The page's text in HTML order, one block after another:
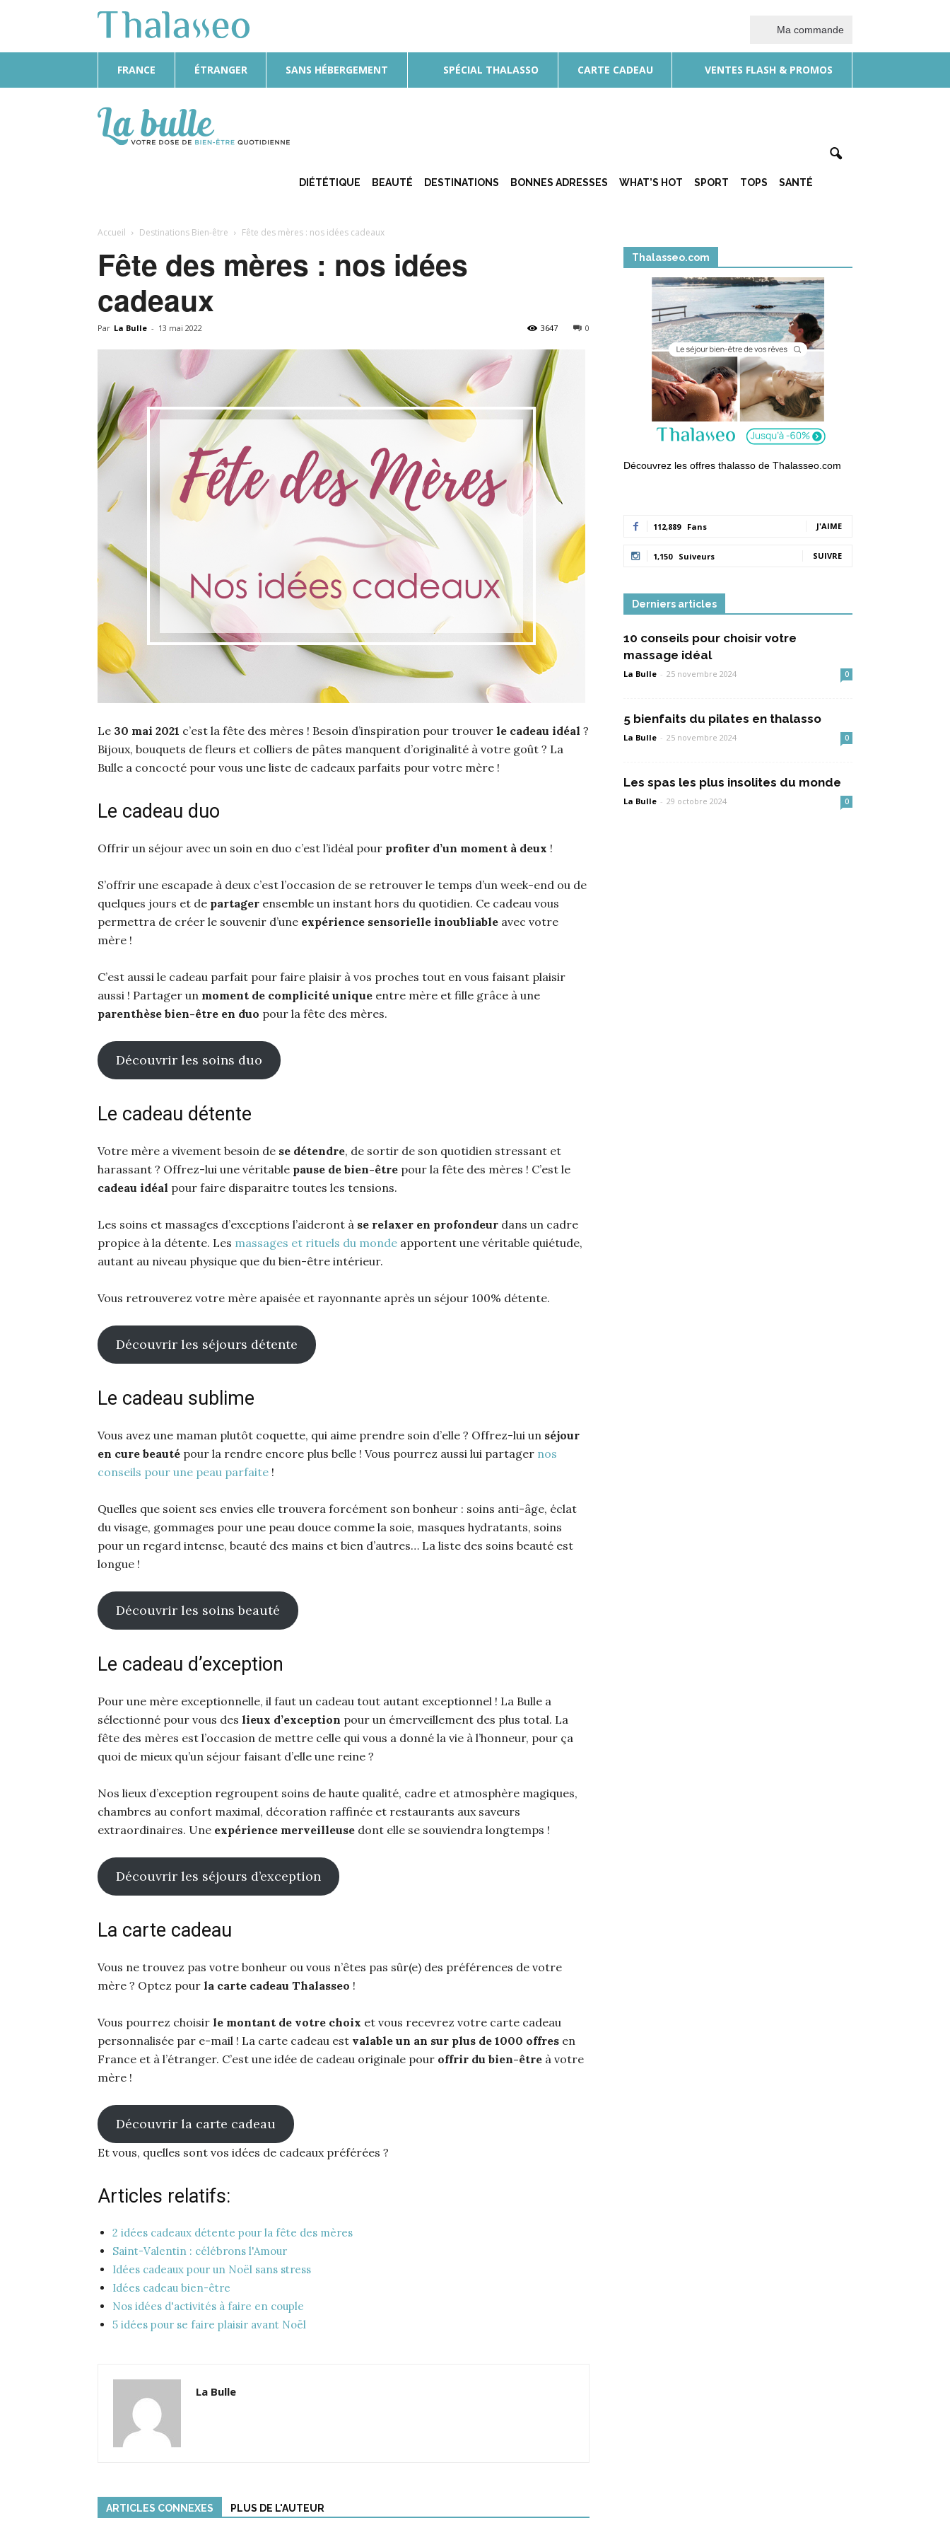
Ma commande
FRANCE ÉTRANGER SANS HÉBERGEMENT SPÉCIAL THALASSO CARTE CADEAU VENTES FLASH & PROMOS
Bulle
DIÉTÉTIQUE BEAUTÉ DESTINATIONS BONNES ADRESSES WHAT’S HOT SPORT TOPS SANTÉ
Accueil Destinations Bien-être Fête des mères : nos idées cadeaux
Fête des mères : nos idées
cadeaux
Par La Bulle - 13 mai 2022 0
3647
Le 30 mai 2021 c’est la fête des mères ! Besoin d’inspiration pour trouver le cadeau idéal ?
Bijoux, bouquets de fleurs et colliers de pâtes manquent d’originalité à votre goût ? La
Bulle a concocté pour vous une liste de cadeaux parfaits pour votre mère !
Le cadeau duo
Offrir un séjour avec un soin en duo c’est l’idéal pour profiter d’un moment à deux !
S’offrir une escapade à deux c’est l’occasion de se retrouver le temps d’un week-end ou de
quelques jours et de partager ensemble un instant hors du quotidien. Ce cadeau vous
permettra de créer le souvenir d’une expérience sensorielle inoubliable avec votre
mère !
C’est aussi le cadeau parfait pour faire plaisir à vos proches tout en vous faisant plaisir
aussi ! Partager un moment de complicité unique entre mère et fille grâce à une
parenthèse bien-être en duo pour la fête des mères.
Découvrir les soins duo
Le cadeau détente
Votre mère a vivement besoin de se détendre, de sortir de son quotidien stressant et
harassant ? Offrez-lui une véritable pause de bien-être pour la fête des mères ! C’est le
cadeau idéal pour faire disparaitre toutes les tensions.
Les soins et massages d’exceptions l’aideront à se relaxer en profondeur dans un cadre
propice à la détente. Les massages et rituels du monde apportent une véritable quiétude,
autant au niveau physique que du bien-être intérieur.
Vous retrouverez votre mère apaisée et rayonnante après un séjour 100% détente.
Découvrir les séjours détente
Le cadeau sublime
Vous avez une maman plutôt coquette, qui aime prendre soin d’elle ? Offrez-lui un séjour
en cure beauté pour la rendre encore plus belle ! Vous pourrez aussi lui partager nos
conseils pour une peau parfaite !
Quelles que soient ses envies elle trouvera forcément son bonheur : soins anti-âge, éclat
du visage, gommages pour une peau douce comme la soie, masques hydratants, soins
pour un regard intense, beauté des mains et bien d’autres… La liste des soins beauté est
longue !
Découvrir les soins beauté
Le cadeau d’exception
Pour une mère exceptionnelle, il faut un cadeau tout autant exceptionnel ! La Bulle a
sélectionné pour vous des lieux d’exception pour un émerveillement des plus total. La
fête des mères est l’occasion de mettre celle qui vous a donné la vie à l’honneur, pour ça
quoi de mieux qu’un séjour faisant d’elle une reine ?
Nos lieux d’exception regroupent soins de haute qualité, cadre et atmosphère magiques,
chambres au confort maximal, décoration raffinée et restaurants aux saveurs
extraordinaires. Une expérience merveilleuse dont elle se souviendra longtemps !
Découvrir les séjours d’exception
La carte cadeau
Vous ne trouvez pas votre bonheur ou vous n’êtes pas sûr(e) des préférences de votre
mère ? Optez pour la carte cadeau Thalasseo !
Vous pourrez choisir le montant de votre choix et vous recevrez votre carte cadeau
personnalisée par e-mail ! La carte cadeau est valable un an sur plus de 1000 offres en
France et à l’étranger. C’est une idée de cadeau originale pour offrir du bien-être à votre
mère !
Découvrir la carte cadeau
Et vous, quelles sont vos idées de cadeaux préférées ?
Articles relatifs:
2 idées cadeaux détente pour la fête des mères
Saint-Valentin : célébrons l'Amour
Idées cadeaux pour un Noël sans stress
Idées cadeau bien-être
Nos idées d'activités à faire en couple
5 idées pour se faire plaisir avant Noël
La Bulle
ARTICLES CONNEXES PLUS DE L'AUTEUR
Thalasseo.com
Découvrez les offres thalasso de Thalasseo.com
112,889 Fans J'AIME
1,150 Suiveurs SUIVRE
Derniers articles
10 conseils pour choisir votre
massage idéal
La Bulle - 25 novembre 2024 0
5 bienfaits du pilates en thalasso
La Bulle - 25 novembre 2024 0
Les spas les plus insolites du monde
La Bulle - 29 octobre 2024 0